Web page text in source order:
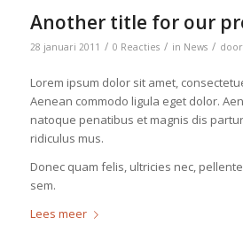
Another title for our
28 januari 2011 / 0 Reacties / in News / door
Lorem ipsum dolor sit amet,
Aenean commodo ligula eget dolor.
natoque penatibus et magnis dis
ridiculus mus.
Donec quam felis, ultricies nec,
sem.
Lees meer